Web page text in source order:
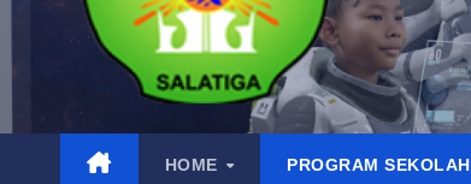
HOME PROGRAM SEKOLAH